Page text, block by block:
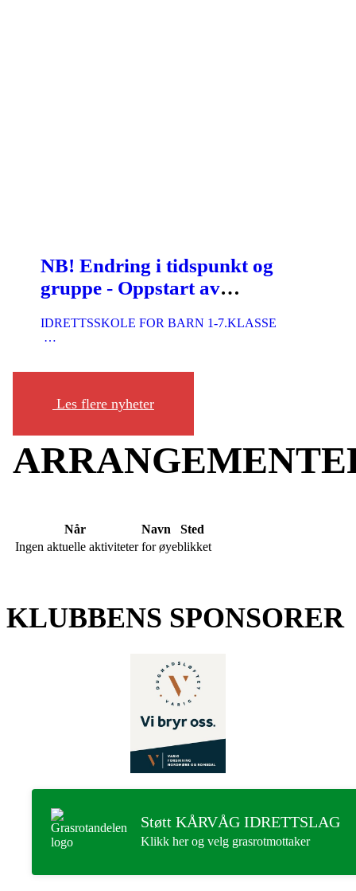
NB! Endring i tidspunkt og
gruppe - Oppstart av
IDRETTSSKOLE FOR BARN 1-7.KLASSE
…
Les flere nyheter
Når Navn
Sted
Ingen aktuelle aktiviteter for øyeblikket
KLUBBENS SPONSORER
Støtt KÅRVÅG IDRETTSLAG
Klikk her og velg grasrotmottaker